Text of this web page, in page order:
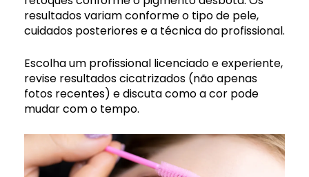
resultados variam conforme o tipo de pele,
cuidados posteriores e a técnica do profissional.
Escolha um profissional licenciado e experiente,
revise resultados cicatrizados (não apenas
fotos recentes) e discuta como a cor pode
mudar com o tempo.